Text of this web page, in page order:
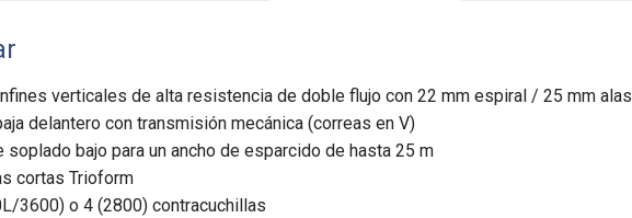
verticales de alta resistencia de doble flujo con 22 mm espiral / 25 mm alas
delantero con transmisión mecánica (correas en V)
soplado bajo para un ancho de esparcido de hasta 25 m
cortas Trioform
3600) o 4 (2800) contracuchillas